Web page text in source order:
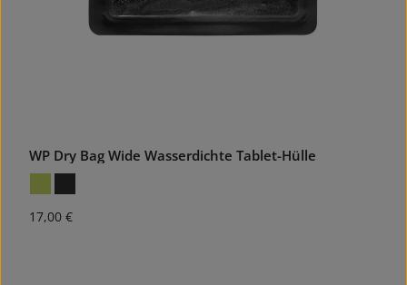
WP Dry Bag Wide Wasserdichte Tablet-Hülle
Regulärer Preis:
17,00 €